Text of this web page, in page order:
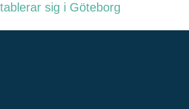
sig i Göteborg